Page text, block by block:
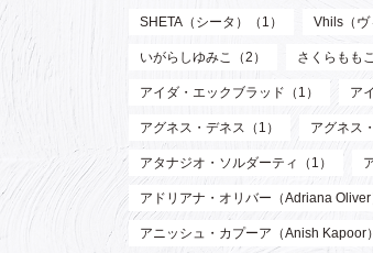
SHETA（シータ）（1） Vhils（ヴ
いがらしゆみこ（2） さくらもも
アイダ・エックブラッド（1） ア
アグネス・デネス（1） アグネス
アタナジオ・ソルダーティ（1）
アドリアナ・オリバー（Adriana Oliver
アニッシュ・カプーア（Anish Kapoor